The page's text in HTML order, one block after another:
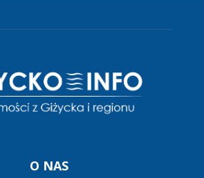
O NAS